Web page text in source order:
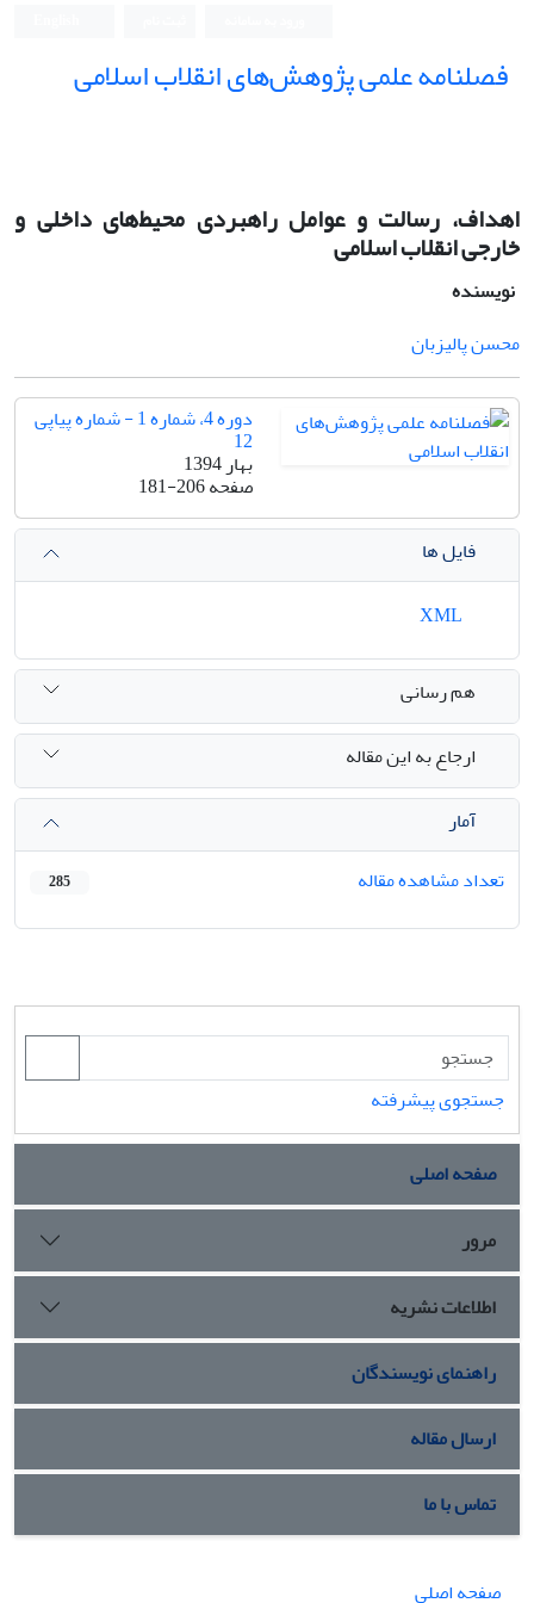
فصلنامه علمی پژوهش‌های انقلاب اسلامی
اهداف، رسالت و عوامل راهبردی محیط‌های داخلی و
خارجی انقلاب اسلامی
نویسنده
محسن پالیزبان
دوره 4، شماره 1 - شماره پیاپی
12
بهار 1394
صفحه181-206
فایل ها
هم رسانی
ارجاع به این مقاله
آمار
تعداد مشاهده مقاله
285
جستجوی پیشرفته
صفحه اصلی
مرور
اطلاعات نشریه
راهنمای نویسندگان
ارسال مقاله
تماس با ما
صفحه اصلی